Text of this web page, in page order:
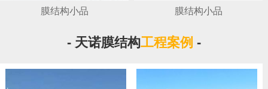
膜结构小品 膜结构小品
- 天诺膜结构工程案例 -